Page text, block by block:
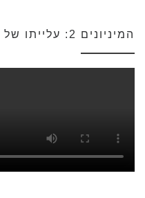
המיניונים 2: עלייתו של גרו – מדובב לעברית